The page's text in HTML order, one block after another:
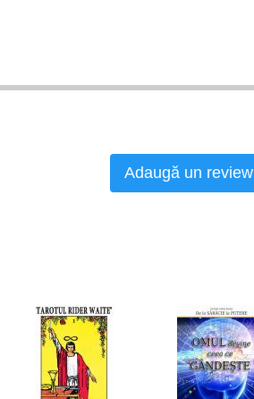
Adaugă un review